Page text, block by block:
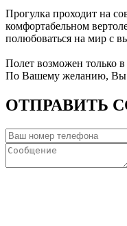
Прогулка проходит на
комфортабельном
полюбоваться на мир с
Полет возможен только
По Вашему желанию, Вы
ОТПРАВИТЬ